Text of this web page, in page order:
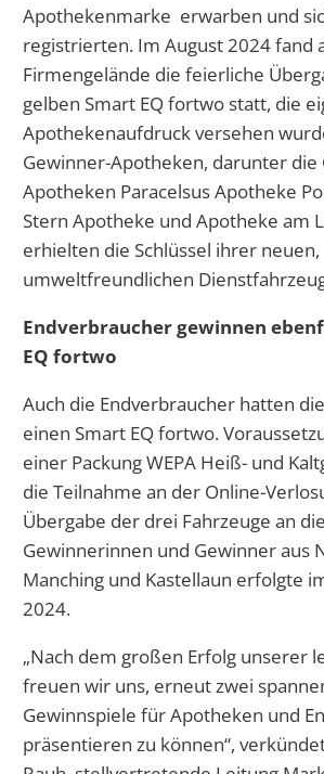
Apothekenmarke erwarben und
registrierten. Im August 2024 fand
Firmengelände die feierliche
gelben Smart EQ fortwo statt, die
Apothekenaufdruck versehen
Gewinner-Apotheken, darunter die
Apotheken Paracelsus Apotheke
Stern Apotheke und Apotheke am
erhielten die Schlüssel ihrer neuen,
umweltfreundlichen
Endverbraucher gewinnen
EQ fortwo
Auch die Endverbraucher hatten
einen Smart EQ fortwo.
einer Packung WEPA Heiß- und
die Teilnahme an der Online-
Übergabe der drei Fahrzeuge an
Gewinnerinnen und Gewinner aus
Manching und Kastellaun erfolgte
2024.
„Nach dem großen Erfolg unserer
freuen wir uns, erneut zwei
Gewinnspiele für Apotheken und
präsentieren zu können“,